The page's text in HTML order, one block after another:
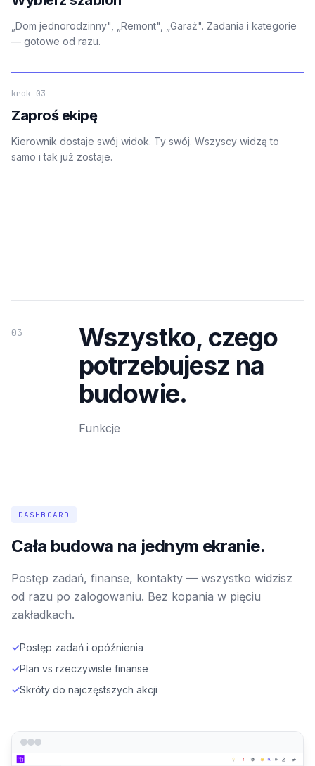
„Dom jednorodzinny", „Remont", „Garaż". Zadania i kategorie
— gotowe od razu.
krok 03
Zaproś ekipę
Kierownik dostaje swój widok. Ty swój. Wszyscy widzą to
samo i tak już zostaje.
03
Wszystko, czego
potrzebujesz na
budowie.
Funkcje
DASHBOARD
Cała budowa na jednym ekranie.
Postęp zadań, finanse, kontakty — wszystko widzisz
od razu po zalogowaniu. Bez kopania w pięciu
zakładkach.
✓Postęp zadań i opóźnienia
✓Plan vs rzeczywiste finanse
✓Skróty do najczęstszych akcji